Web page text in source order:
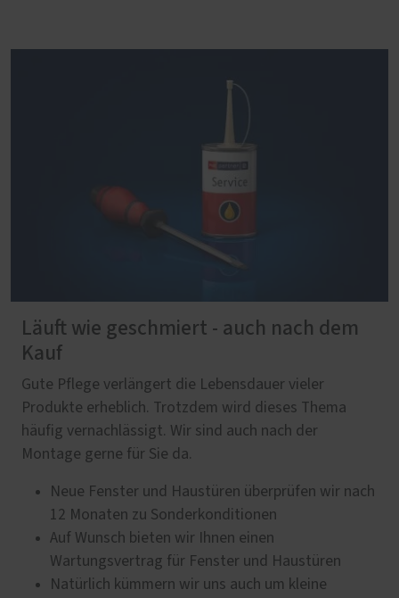
Läuft wie geschmiert - auch nach dem
Kauf
Gute Pflege verlängert die Lebensdauer vieler
Produkte erheblich. Trotzdem wird dieses Thema
häufig vernachlässigt. Wir sind auch nach der
Montage gerne für Sie da.
Neue Fenster und Haustüren überprüfen wir nach
12 Monaten zu Sonderkonditionen
Auf Wunsch bieten wir Ihnen einen
Wartungsvertrag für Fenster und Haustüren
Natürlich kümmern wir uns auch um kleine